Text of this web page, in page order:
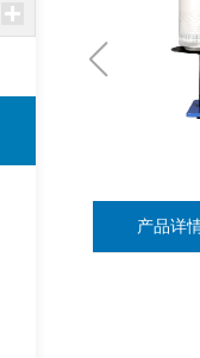
产品详